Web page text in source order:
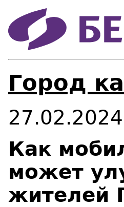
Город
27.02.2024
Как
может
жителей